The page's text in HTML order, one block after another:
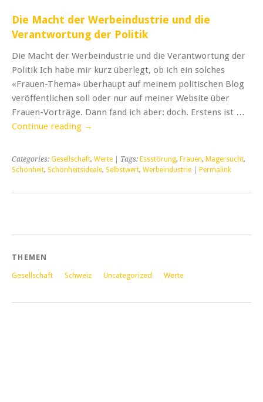
Die Macht der Werbeindustrie und die
Verantwortung der Politik
Die Macht der Werbeindustrie und die Verantwortung der
Politik Ich habe mir kurz überlegt, ob ich ein solches
«Frauen-Thema» überhaupt auf meinem politischen Blog
veröffentlichen soll oder nur auf meiner Website über
Frauen-Vorträge. Dann fand ich aber: doch. Erstens ist …
Continue reading →
Categories: Gesellschaft, Werte | Tags: Essstörung, Frauen, Magersucht,
Schönheit, Schönheitsideale, Selbstwert, Werbeindustrie Permalink
THEMEN
Gesellschaft Schweiz Uncategorized Werte